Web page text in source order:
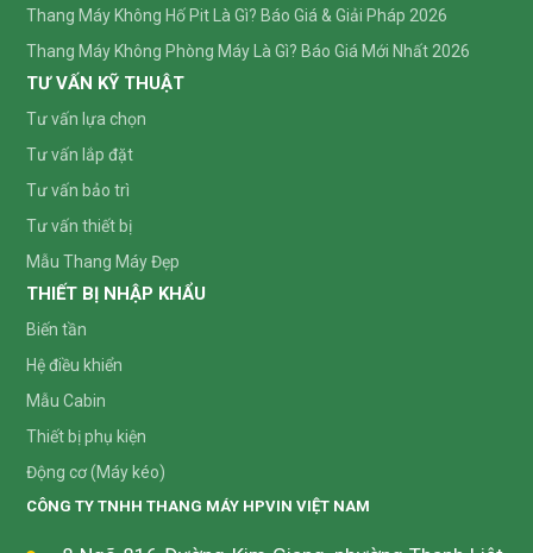
Thang Máy Không Hố Pit Là Gì? Báo Giá & Giải Pháp 2026
Thang Máy Không Phòng Máy Là Gì? Báo Giá Mới Nhất 2026
TƯ VẤN KỸ THUẬT
Tư vấn lựa chọn
Tư vấn lắp đặt
Tư vấn bảo trì
Tư vấn thiết bị
Mẫu Thang Máy Đẹp
THIẾT BỊ NHẬP KHẨU
Biến tần
Hệ điều khiển
Mẫu Cabin
Thiết bị phụ kiện
Động cơ (Máy kéo)
CÔNG TY TNHH THANG MÁY HPVIN VIỆT NAM